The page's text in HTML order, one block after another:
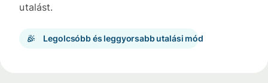
utalást.
Legolcsóbb és leggyorsabb utalási mód